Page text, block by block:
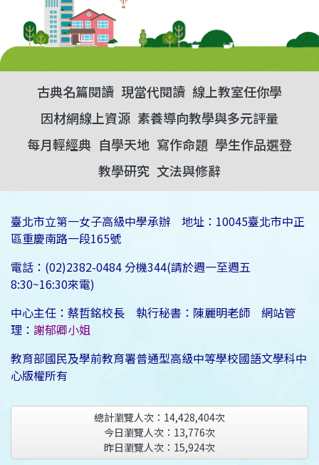
古典名篇閱讀 現當代閱讀 線上教室任你學
因材網線上資源 素養導向教學與多元評量
每月輕經典 自學天地 寫作命題 學生作品選登
教學研究 文法與修辭
臺北市立第一女子高級中學承辦 地址：10045臺北市中正
區重慶南路一段165號
電話：(02)2382-0484 分機344(請於週一至週五
8:30~16:30來電)
中心主任：蔡哲銘校長 執行秘書：陳麗明老師 網站管
理： 謝郁卿小姐
教育部國民及學前教育署普通型高級中等學校國語文學科中
心版權所有
總計瀏覽人次： 14,428,404次
今日瀏覽人次： 13,776次
昨日瀏覽人次： 15,924次